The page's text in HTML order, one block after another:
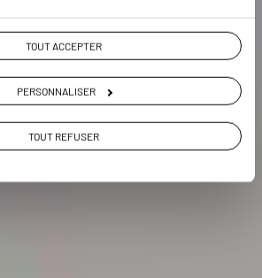
TOUT ACCEPTER
PERSONNALISER
TOUT REFUSER
Unis
LA GALERIE PHOTOS